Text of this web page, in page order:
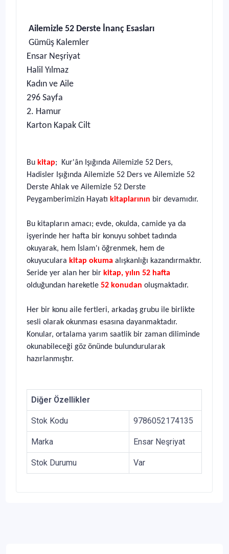
Ailemizle 52 Derste İnanç Esasları
Gümüş Kalemler
Ensar Neşriyat
Halil Yılmaz
Kadın ve Aile
296 Sayfa
2. Hamur
Karton Kapak Cilt
Bu kitap; Kur'ân Işığında Ailemizle 52 Ders,
Hadisler Işığında Ailemizle 52 Ders ve Ailemizle 52
Derste Ahlak ve Ailemizle 52 Derste
Peygamberimizin Hayatı kitaplarının bir devamıdır.
Bu kitapların amacı; evde, okulda, camide ya da
işyerinde her hafta bir konuyu sohbet tadında
okuyarak, hem İslam'ı öğrenmek, hem de
okuyuculara kitap okuma alışkanlığı kazandırmaktır.
Seride yer alan her bir kitap, yılın 52 hafta
olduğundan hareketle 52 konudan oluşmaktadır.
Her bir konu aile fertleri, arkadaş grubu ile birlikte
sesli olarak okunması esasına dayanmaktadır.
Konular, ortalama yarım saatlik bir zaman diliminde
okunabileceği göz önünde bulundurularak
hazırlanmıştır.
Diğer Özellikler
Stok Kodu 9786052174135
Marka Ensar Neşriyat
Stok Durumu Var